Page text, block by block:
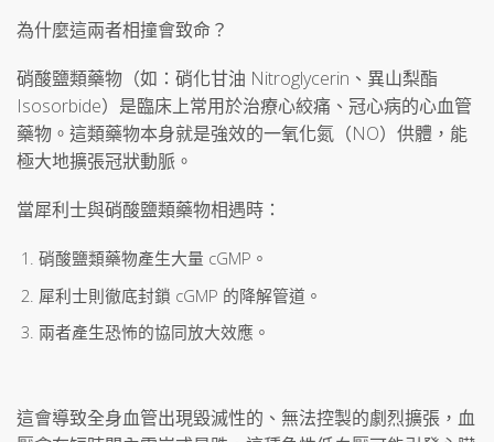
為什麼這兩者相撞會致命？
硝酸鹽類藥物（如：硝化甘油 Nitroglycerin、異山梨酯
Isosorbide）是臨床上常用於治療心絞痛、冠心病的心血管
藥物。這類藥物本身就是強效的一氧化氮（NO）供體，能
極大地擴張冠狀動脈。
當犀利士與硝酸鹽類藥物相遇時：
硝酸鹽類藥物產生大量 cGMP。
犀利士則徹底封鎖 cGMP 的降解管道。
兩者產生恐怖的協同放大效應。
這會導致全身血管出現毀滅性的、無法控製的劇烈擴張，血